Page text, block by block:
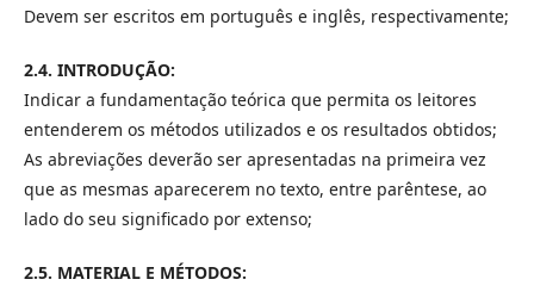
Devem ser escritos em português e inglês, respectivamente;
2.4. INTRODUÇÃO:
Indicar a fundamentação teórica que permita os leitores
entenderem os métodos utilizados e os resultados obtidos;
As abreviações deverão ser apresentadas na primeira vez
que as mesmas aparecerem no texto, entre parêntese, ao
lado do seu significado por extenso;
2.5. MATERIAL E MÉTODOS: